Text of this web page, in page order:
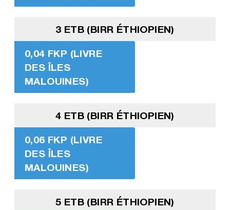
3 ETB (BIRR ÉTHIOPIEN)
0,04 FKP (LIVRE
DES ÎLES
MALOUINES)
4 ETB (BIRR ÉTHIOPIEN)
0,06 FKP (LIVRE
DES ÎLES
MALOUINES)
5 ETB (BIRR ÉTHIOPIEN)